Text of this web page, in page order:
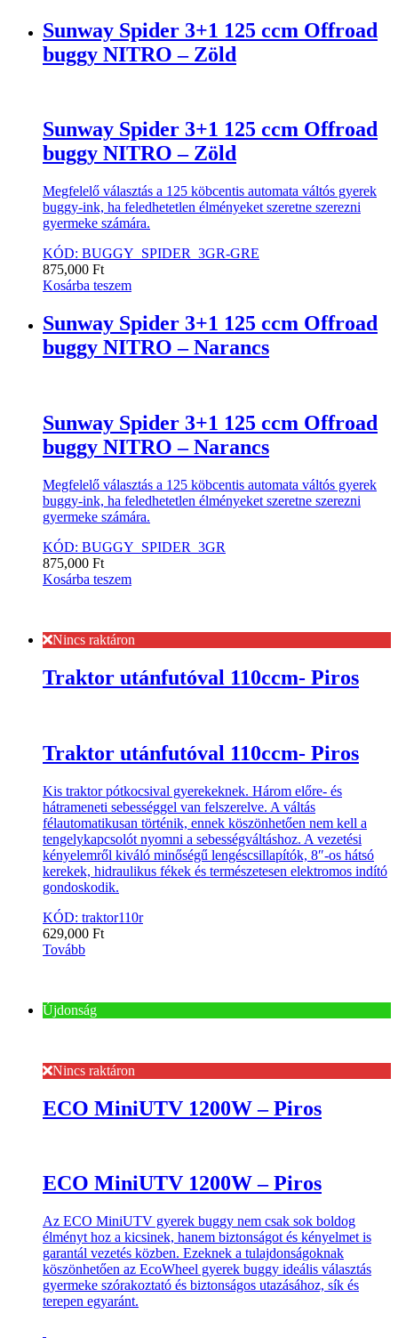
Sunway Spider 3+1 125 ccm Offroad
buggy NITRO – Zöld
Sunway Spider 3+1 125 ccm Offroad
buggy NITRO – Zöld
Megfelelő választás a 125 köbcentis automata váltós gyerek
buggy-ink, ha feledhetetlen élményeket szeretne szerezni
gyermeke számára.
KÓD: BUGGY_SPIDER_3GR-GRE
875,000 Ft
Kosárba teszem
Sunway Spider 3+1 125 ccm Offroad
buggy NITRO – Narancs
Sunway Spider 3+1 125 ccm Offroad
buggy NITRO – Narancs
Megfelelő választás a 125 köbcentis automata váltós gyerek
buggy-ink, ha feledhetetlen élményeket szeretne szerezni
gyermeke számára.
KÓD: BUGGY_SPIDER_3GR
875,000 Ft
Kosárba teszem
Nincs raktáron
Traktor utánfutóval 110ccm- Piros
Traktor utánfutóval 110ccm- Piros
Kis traktor pótkocsival gyerekeknek. Három előre- és
hátrameneti sebességgel van felszerelve. A váltás
félautomatikusan történik, ennek köszönhetően nem kell a
tengelykapcsolót nyomni a sebességváltáshoz. A vezetési
kényelemről kiváló minőségű lengéscsillapítók, 8″-os hátsó
kerekek, hidraulikus fékek és természetesen elektromos indító
gondoskodik.
KÓD: traktor110r
629,000 Ft
Tovább
Újdonság
Nincs raktáron
ECO MiniUTV 1200W – Piros
ECO MiniUTV 1200W – Piros
Az ECO MiniUTV gyerek buggy nem csak sok boldog
élményt hoz a kicsinek, hanem biztonságot és kényelmet is
garantál vezetés közben. Ezeknek a tulajdonságoknak
köszönhetően az EcoWheel gyerek buggy ideális választás
gyermeke szórakoztató és biztonságos utazásához, sík és
terepen egyaránt.